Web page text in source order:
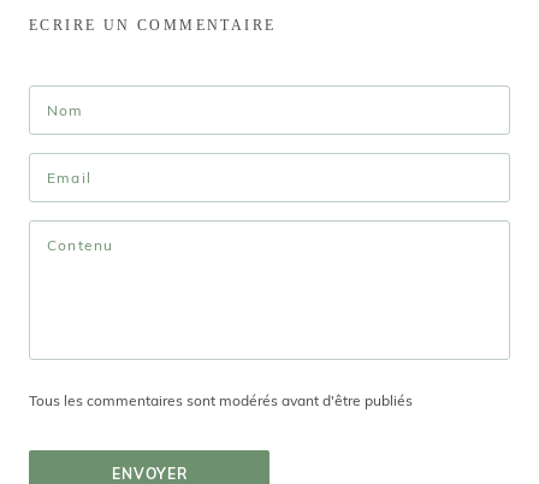
ECRIRE UN COMMENTAIRE
Tous les commentaires sont modérés avant d'être publiés
ENVOYER